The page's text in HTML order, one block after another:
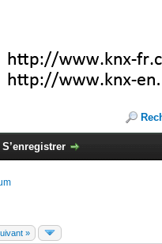
S’enregistrer
»